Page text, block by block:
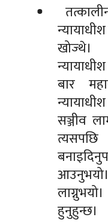
खोज्थे।
बार
सञ्जीव
हुनुहुन्छ।